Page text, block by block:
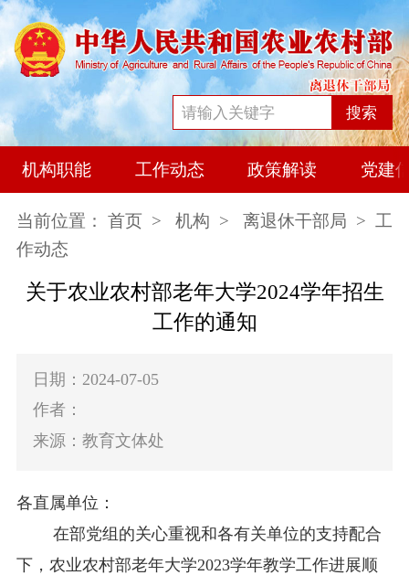
搜索
机构职能 工作动态 政策解读 党建
当前位置： 首页 > 机构 > 离退休干部局 > 工
作动态
关于农业农村部老年大学2024学年招生
工作的通知
日期：2024-07-05
作者：
来源：教育文体处
各直属单位：
在部党组的关心重视和各有关单位的支持配合
下，农业农村部老年大学2023学年教学工作进展顺